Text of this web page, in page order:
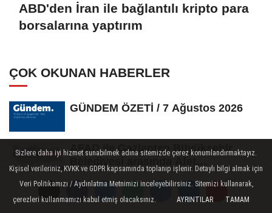
ABD'den İran ile bağlantılı kripto para
borsalarına yaptırım
ÇOK OKUNAN HABERLER
GÜNDEM ÖZETİ / 7 Ağustos 2026
AFAD ile Gaziantep Büyükşehir
Farkındalık...
İstanbul Festivalinde Sagopa Kajmer
ve maNga konser verdi
Sizlere daha iyi hizmet sunabilmek adına sitemizde çerez konumlandırmaktayız.
Kişisel verileriniz, KVKK ve GDPR kapsamında toplanıp işlenir. Detaylı bilgi almak için
Veri Politikamızı / Aydınlatma Metnimizi inceleyebilirsiniz. Sitemizi kullanarak,
çerezleri kullanmamızı kabul etmiş olacaksınız.
AYRINTILAR TAMAM